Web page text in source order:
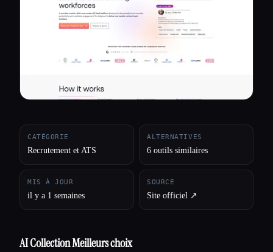
Toutes les catégories
CATÉGORIE
Recrutement et ATS
ALTERNATIVES
6 outils similaires
MIS À JOUR
il y a 1 semaines
SOURCE
Site officiel ↗︎
AI Collection Meilleurs choix